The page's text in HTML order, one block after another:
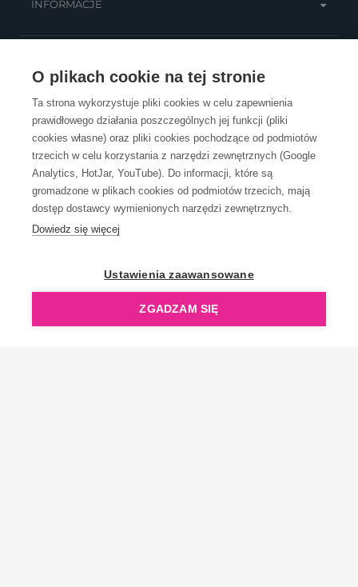
O plikach cookie na tej stronie
Ta strona wykorzystuje pliki cookies w celu zapewnienia
prawidłowego działania poszczególnych jej funkcji (pliki
cookies własne) oraz pliki cookies pochodzące od podmiotów
trzecich w celu korzystania z narzędzi zewnętrznych (Google
Analytics, HotJar, YouTube). Do informacji, które są
gromadzone w plikach cookies od podmiotów trzecich, mają
dostęp dostawcy wymienionych narzędzi zewnętrznych.
Dowiedz się więcej
Ustawienia zaawansowane
ZGADZAM SIĘ
INFORMACJE
OBSŁUGA KLIENTA
KONTAKT
OpenGift jest częścią ReflectGroup.